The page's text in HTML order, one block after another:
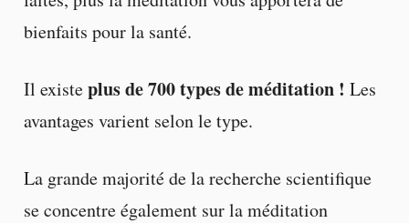
bienfaits pour la santé.
Il existeplus de 700 types de méditation ! Les
avantages varient selon le type.
La grande majorité de la recherche scientifique
se concentre également sur la méditation